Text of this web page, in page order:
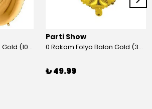
0 Rakam Folyo Balon Gold (100x70 cm)
Parti Show
0 Rakam Folyo Balon Gold (35 cm)
₺ 49.99